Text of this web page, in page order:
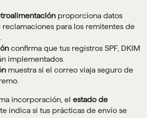
proporciona datos
para los remitentes de
confirma que tus registros SPF, DKIM
implementados.
muestra si el correo viaja seguro de
incorporación, el estado de
indica si tus prácticas de envío se